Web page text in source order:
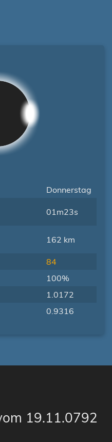
Donnerstag
01m23s
162 km
84
100%
1.0172
0.9316
19.11.0792